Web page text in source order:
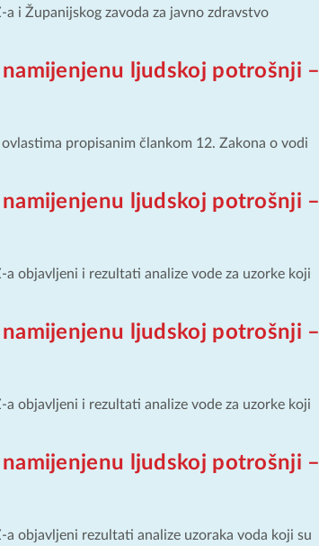
i Županijskog zavoda za javno zdravstvo
ljudskoj potrošnji –
propisanim člankom 12. Zakona o vodi
ljudskoj potrošnji –
objavljeni i rezultati analize vode za uzorke koji
ljudskoj potrošnji –
objavljeni i rezultati analize vode za uzorke koji
ljudskoj potrošnji –
objavljeni rezultati analize uzoraka voda koji su